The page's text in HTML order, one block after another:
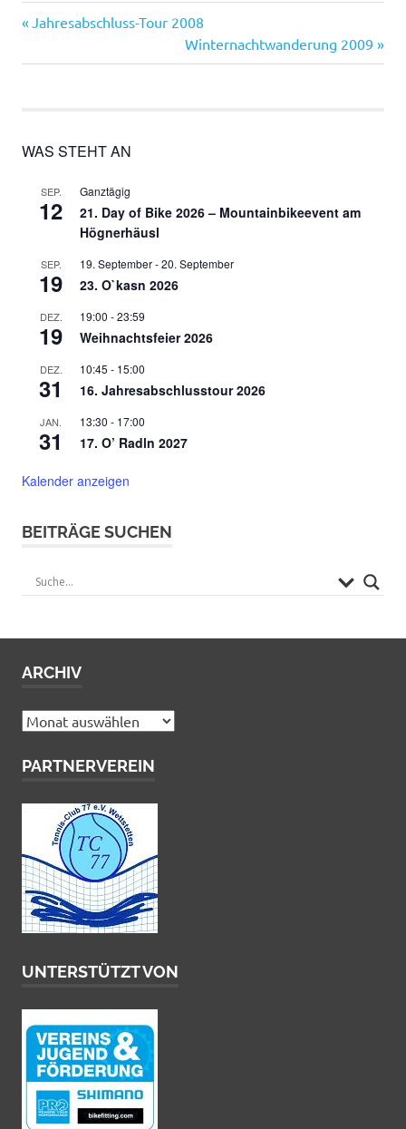
Beitragsnavigation
Vorheriger
Jahresabschluss-Tour 2008
Nächster
Beitrag:
Winternachtwanderung 2009
WAS STEHT AN
SEP.
12
Ganztägig
21. Day of Bike 2026 – Mountainbikeevent am
Högnerhäusl
SEP.
19
19. September-20. September
23. O`kasn 2026
DEZ.
19
19:00 -23:59
Weihnachtsfeier 2026
DEZ.
31
10:45 - 15:00
16. Jahresabschlusstour 2026
JAN.
31
13:30 - 17:00
17. O’ Radln 2027
Kalender anzeigen
BEITRÄGE SUCHEN
ARCHIV
Archiv
PARTNERVEREIN
UNTERSTÜTZT VON